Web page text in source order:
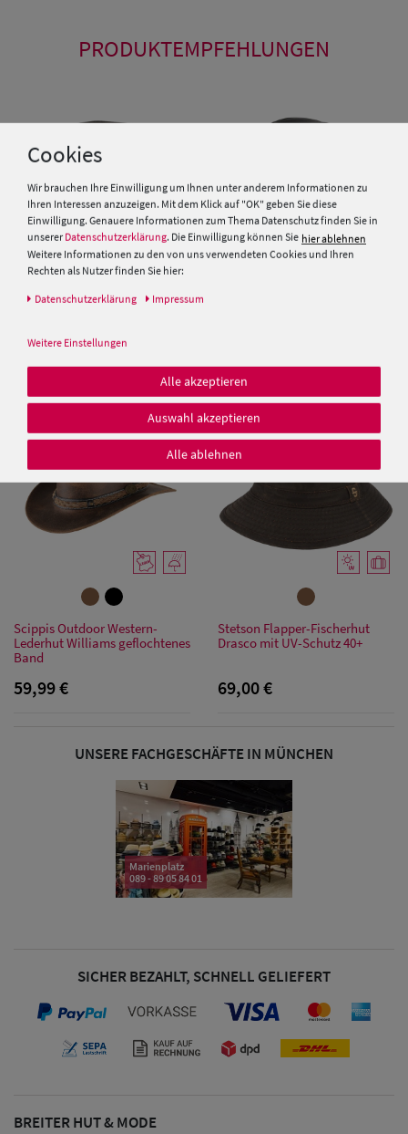
Damen Caps
Baseball Caps
Schutz Caps
Damen
Damen
Sonnenschilder
Snapback Caps
(63-65 cm)
PRODUKTEMPFEHLUNGEN
49,99 € 49,99 €
Scippis Outdoor Western-
Lederhut Williams geflochtenes
Band
59,99 €
Stetson Flapper-Fischerhut
Drasco mit UV-Schutz 40+
69,00 €
UNSERE FACHGESCHÄFTE IN MÜNCHEN
Marienplatz
089 - 89 05 84 01
SICHER BEZAHLT, SCHNELL GELIEFERT
BREITER HUT & MODE
Cookies
Wir brauchen Ihre Einwilligung um Ihnen unter anderem Informationen zu
Ihren Interessen anzuzeigen. Mit dem Klick auf "OK" geben Sie diese
Einwilligung. Genauere Informationen zum Thema Datenschutz finden Sie in
unserer Datenschutzerklärung. Die Einwilligung können Sie hier ablehnen
Weitere Informationen zu den von uns verwendeten Cookies und Ihren
Rechten als Nutzer finden Sie hier:
Daten­schutz­erklärung Impressum
Weitere Einstellungen
Alle akzeptieren
Auswahl akzeptieren
Alle ablehnen